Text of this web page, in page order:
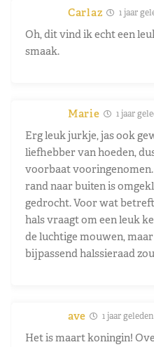
Carlaz 1 jaar
Oh, dit vind ik echt een
smaak.
Marie 1 jaar
Erg leuk jurkje, jas ook
liefhebber van hoeden,
voorbaat
rand naar buiten is
gedrocht. Voor wat betreft
hals vraagt om een leuk
de luchtige mouwen,
bijpassend halssieraad
ave 1 jaar geleden
Het is maart koningin!